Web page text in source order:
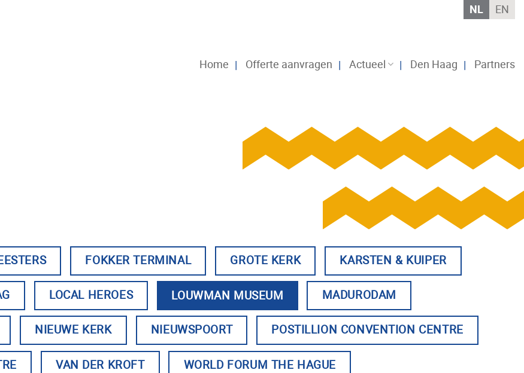
NL EN
Home Offerte aanvragen Actueel Den Haag Partners
FOKKER TERMINAL GROTE KERK KARSTEN & KUIPER
LOCAL HEROES LOUWMAN MUSEUM MADURODAM
NIEUWE KERK NIEUWSPOORT POSTILLION CONVENTION CENTRE
VAN DER KROFT WORLD FORUM THE HAGUE